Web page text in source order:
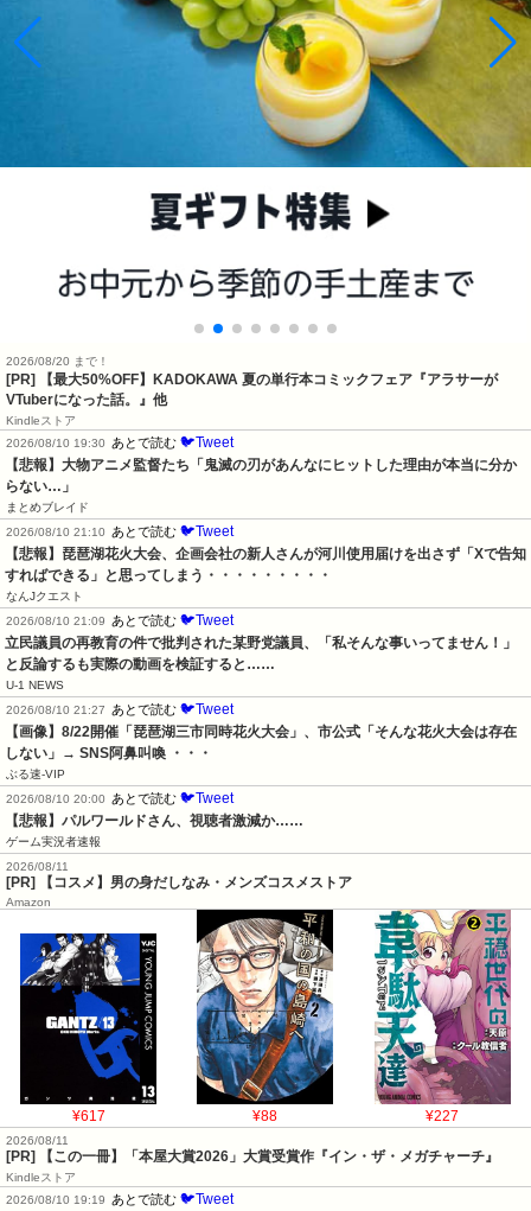
2026/08/20 まで！
[PR]
【最大50%OFF】KADOKAWA 夏の単行本コミックフェア『アラサーが
VTuberになった話。』他
Kindleストア
2026/08/10 19:30
あとで読む 🐦Tweet
【悲報】大物アニメ監督たち「鬼滅の刃があんなにヒットした理由が本当に分か
らない…」
まとめブレイド
2026/08/10 21:10
あとで読む 🐦Tweet
【悲報】琵琶湖花火大会、企画会社の新人さんが河川使用届けを出さず「Xで告知
すればできる」と思ってしまう・・・・・・・・・
なんJクエスト
2026/08/10 21:09
あとで読む 🐦Tweet
立民議員の再教育の件で批判された某野党議員、「私そんな事いってません！」
と反論するも実際の動画を検証すると……
U-1 NEWS
2026/08/10 21:27
あとで読む 🐦Tweet
【画像】8/22開催「琵琶湖三市同時花火大会」、市公式「そんな花火大会は存在
しない」→ SNS阿鼻叫喚 ・・・
ぶる速-VIP
2026/08/10 20:00
あとで読む 🐦Tweet
【悲報】パルワールドさん、視聴者激減か……
ゲーム実況者速報
2026/08/11
[PR] 【コスメ】男の身だしなみ・メンズコスメストア
Amazon
¥617 ¥88 ¥227
2026/08/11
[PR] 【この一冊】「本屋大賞2026」大賞受賞作『イン・ザ・メガチャーチ』
Kindleストア
2026/08/10 19:19
あとで読む 🐦Tweet